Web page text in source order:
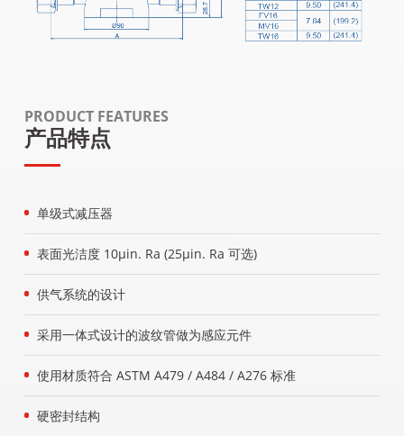
PRODUCT FEATURES
产品特点
单级式减压器
表面光洁度 10μin. Ra (25μin. Ra 可选)
供气系统的设计
采用一体式设计的波纹管做为感应元件
使用材质符合 ASTM A479 / A484 / A276 标准
硬密封结构